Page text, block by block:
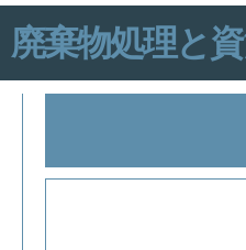
廃棄物処理と